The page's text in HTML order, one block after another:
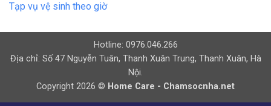
Tạp vụ vệ sinh theo giờ
Hotline: 0976.046.266
Địa chỉ: Số 47 Nguyễn Tuân, Thanh Xuân Trung, Thanh Xuân, Hà
Nội.
Copyright 2026 © Home Care - Chamsocnha.net